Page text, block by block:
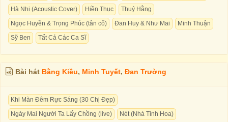
Hà Nhi (Acoustic Cover)
Hiền Thục
Thuý Hằng
Ngọc Huyền & Trọng Phúc (tân cổ)
Đan Huy & Như Mai
Minh Thuận
Sỹ Ben
Tất Cả Các Ca Sĩ
Bài hát Bằng Kiều, Minh Tuyết, Đan Trường
Khi Màn Đêm Rực Sáng (30 Chị Đẹp)
Ngày Mai Người Ta Lấy Chồng (live)
Nét (Nhà Tinh Hoa)